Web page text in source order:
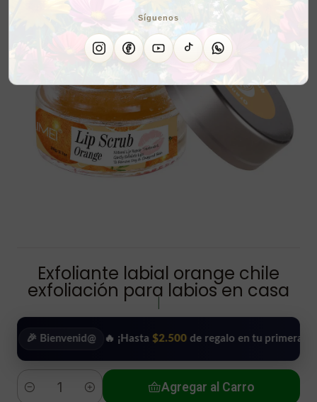
Síguenos
Exfoliante labial orange chile
exfoliación para labios en casa
🔥 ¡Hasta $2.500de regalo en tu primera compra! •
Cantidad
Agregar al Carro